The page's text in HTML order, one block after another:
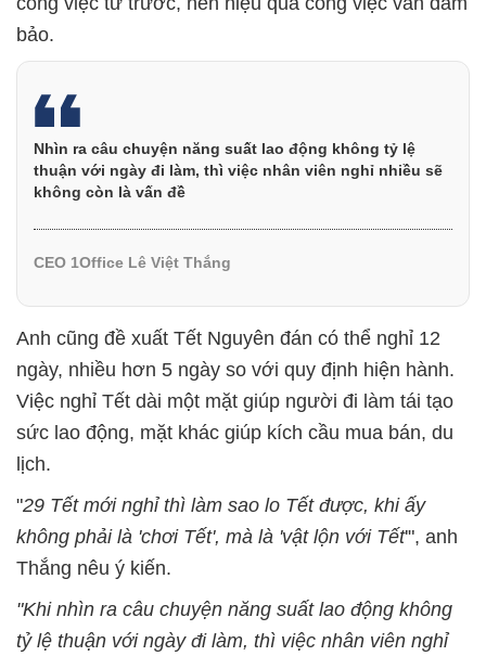
bảo.
Nhìn ra câu chuyện năng suất lao động không tỷ lệ
thuận với ngày đi làm, thì việc nhân viên nghỉ nhiều sẽ
không còn là vấn đề
CEO 1Office Lê Việt Thắng
Anh cũng đề xuất Tết Nguyên đán có thể nghỉ 12
ngày, nhiều hơn 5 ngày so với quy định hiện hành.
Việc nghỉ Tết dài một mặt giúp người đi làm tái tạo
sức lao động, mặt khác giúp kích cầu mua bán, du
lịch.
"29 Tết mới nghỉ thì làm sao lo Tết được, khi ấy
không phải là 'chơi Tết', mà là 'vật lộn với Tết'", anh
Thắng nêu ý kiến.
"Khi nhìn ra câu chuyện năng suất lao động không
tỷ lệ thuận với ngày đi làm, thì việc nhân viên nghỉ